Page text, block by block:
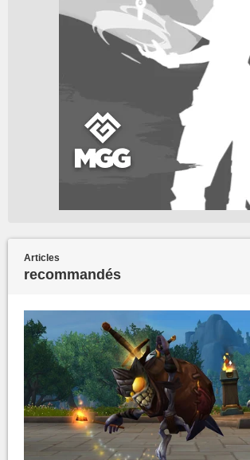
Articles
recommandés